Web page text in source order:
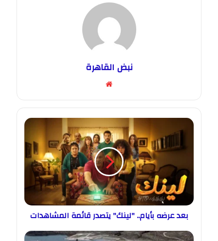
نبض القاهرة
بعد عرضه بأيام.. "لينك" يتصدر قائمة المشاهدات